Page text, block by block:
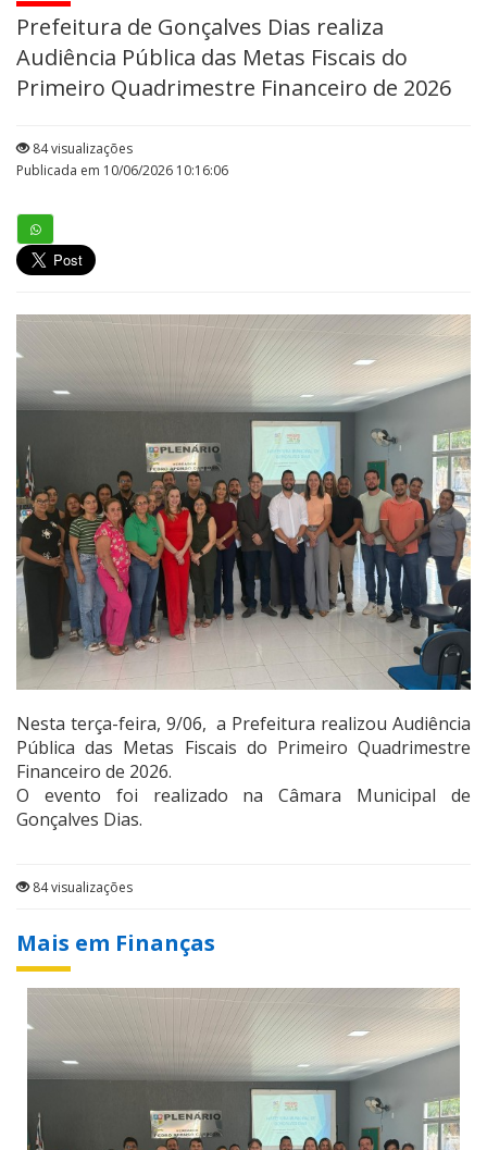
Prefeitura de Gonçalves Dias realiza
Audiência Pública das Metas Fiscais do
Primeiro Quadrimestre Financeiro de 2026
84 visualizações
Publicada em 10/06/2026 10:16:06
Nesta terça-feira, 9/06, a Prefeitura realizou Audiência
Pública das Metas Fiscais do Primeiro Quadrimestre
Financeiro de 2026.
O evento foi realizado na Câmara Municipal de
Gonçalves Dias.
84 visualizações
Mais em Finanças